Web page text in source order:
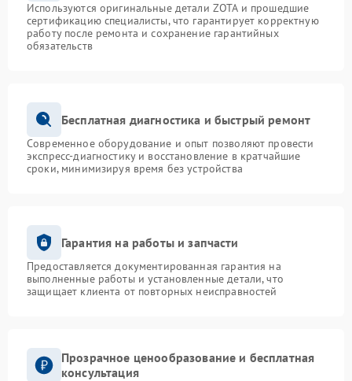
Используются оригинальные детали ZOTA и прошедшие
сертификацию специалисты, что гарантирует корректную
работу после ремонта и сохранение гарантийных
обязательств
Бесплатная диагностика и быстрый ремонт
Современное оборудование и опыт позволяют провести
экспресс-диагностику и восстановление в кратчайшие
сроки, минимизируя время без устройства
Гарантия на работы и запчасти
Предоставляется документированная гарантия на
выполненные работы и установленные детали, что
защищает клиента от повторных неисправностей
Прозрачное ценообразование и бесплатная
консультация